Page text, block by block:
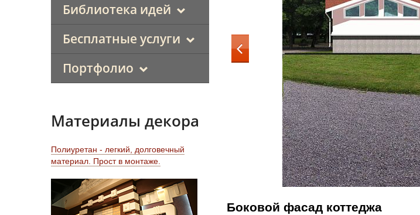
Библиотека идей
Бесплатные услуги
Портфолио
Материалы декора
Полиуретан - легкий, долговечный
материал. Прост в монтаже.
Боковой фасад коттеджа